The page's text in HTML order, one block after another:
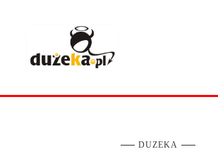
DUZEKA